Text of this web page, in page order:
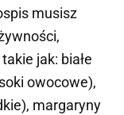
musisz
jak: białe
owocowe),
margaryny